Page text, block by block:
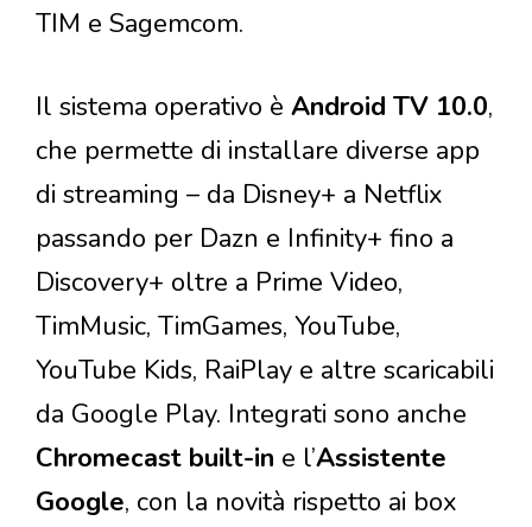
TIM e Sagemcom.
Il sistema operativo è Android TV 10.0,
che permette di installare diverse app
di streaming – da Disney+ a Netflix
passando per Dazn e Infinity+ fino a
Discovery+ oltre a Prime Video,
TimMusic, TimGames, YouTube,
YouTube Kids, RaiPlay e altre scaricabili
da Google Play. Integrati sono anche
Chromecast built-in e l’Assistente
Google, con la novità rispetto ai box